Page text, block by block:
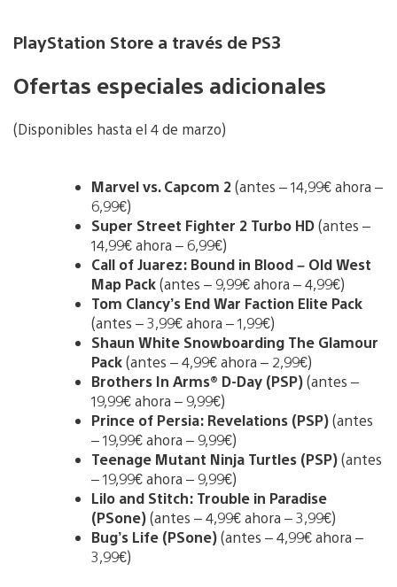
PlayStation Store a través de PS3
Ofertas especiales adicionales
(Disponibles hasta el 4 de marzo)
Marvel vs. Capcom 2(antes – 14,99€ ahora –
6,99€)
Super Street Fighter 2 Turbo HD(antes –
14,99€ ahora – 6,99€)
Call of Juarez: Bound in Blood – Old West
Map Pack(antes – 9,99€ ahora – 4,99€)
Tom Clancy’s End War Faction Elite Pack
(antes – 3,99€ ahora – 1,99€)
Shaun White Snowboarding The Glamour
Pack(antes – 4,99€ ahora – 2,99€)
Brothers In Arms® D-Day (PSP)(antes –
19,99€ ahora – 9,99€)
Prince of Persia: Revelations (PSP)(antes
– 19,99€ ahora – 9,99€)
Teenage Mutant Ninja Turtles (PSP)(antes
– 19,99€ ahora – 9,99€)
Lilo and Stitch: Trouble in Paradise
(PSone)(antes – 4,99€ ahora – 3,99€)
Bug’s Life (PSone)(antes – 4,99€ ahora –
3,99€)